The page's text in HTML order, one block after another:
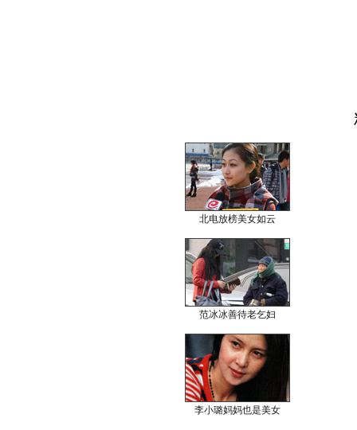
北电放榜美女如云
范冰冰善待老乞妇
李小璐妈妈也是美女